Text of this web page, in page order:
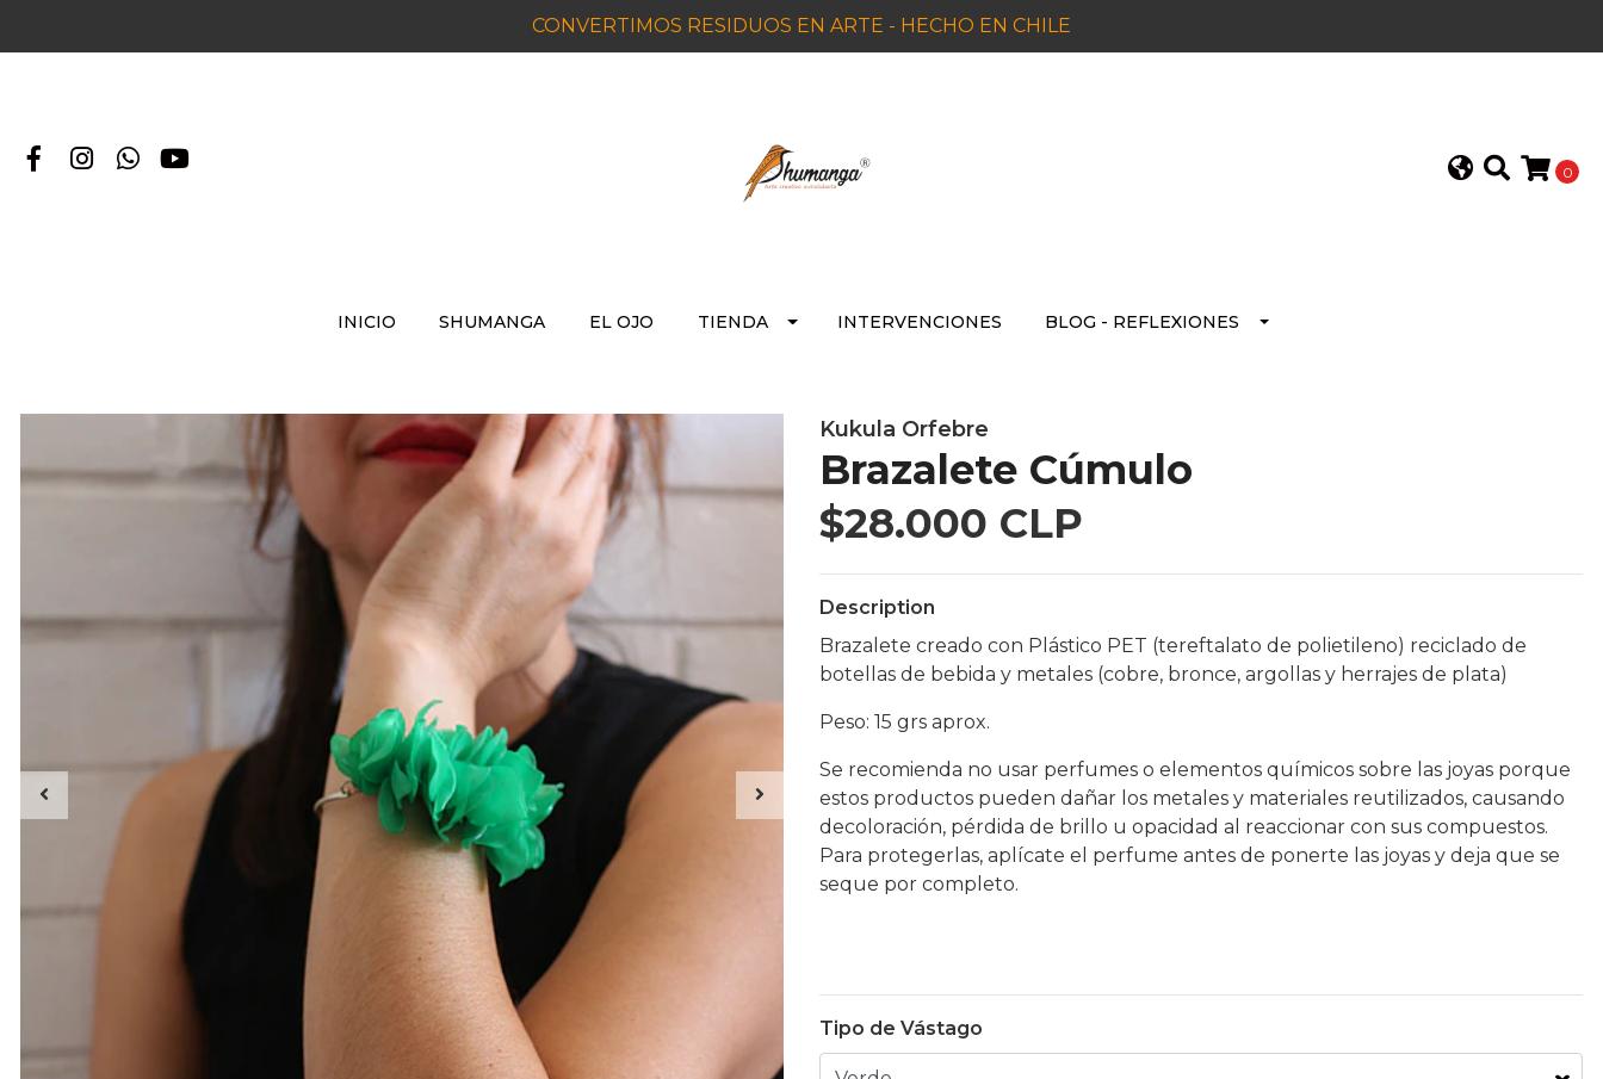
CONVERTIMOS RESIDUOS EN ARTE - HECHO EN CHILE
0
INICIO SHUMANGA EL OJO TIENDA INTERVENCIONES BLOG - REFLEXIONES
Kukula Orfebre
Brazalete Cúmulo
$28.000 CLP
Description
Brazalete creado con Plástico PET (tereftalato de polietileno) reciclado de
botellas de bebida y metales (cobre, bronce, argollas y herrajes de plata)
Peso: 15 grs aprox.
Se recomienda no usar perfumes o elementos químicos sobre las joyas porque
estos productos pueden dañar los metales y materiales reutilizados, causando
decoloración, pérdida de brillo u opacidad al reaccionar con sus compuestos.
Para protegerlas, aplícate el perfume antes de ponerte las joyas y deja que se
seque por completo.
Tipo de Vástago